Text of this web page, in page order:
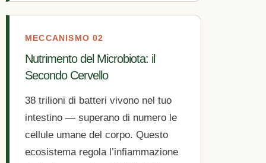
MECCANISMO 02
Nutrimento del Microbiota: il
Secondo Cervello
38 trilioni di batteri vivono nel tuo
intestino — superano di numero le
cellule umane del corpo. Questo
ecosistema regola l’infiammazione